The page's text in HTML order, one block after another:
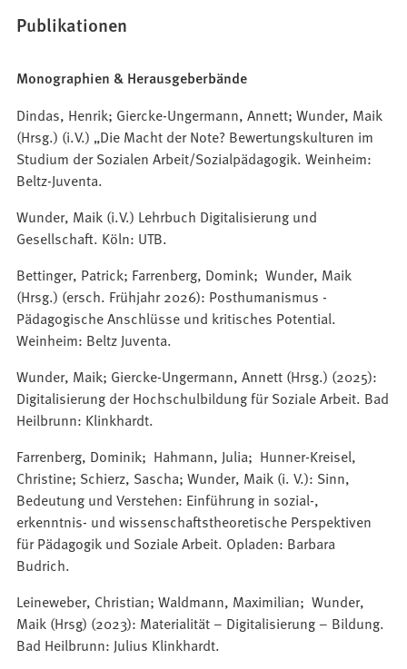
Publikationen
Monographien & Herausgeberbände
Dindas, Henrik; Giercke-Ungermann, Annett; Wunder, Maik
(Hrsg.) (i.V.) „Die Macht der Note? Bewertungskulturen im
Studium der Sozialen Arbeit/Sozialpädagogik. Weinheim:
Beltz-Juventa.
Wunder, Maik (i.V.) Lehrbuch Digitalisierung und
Gesellschaft. Köln: UTB.
Bettinger, Patrick; Farrenberg, Domink; Wunder, Maik
(Hrsg.) (ersch. Frühjahr 2026): Posthumanismus -
Pädagogische Anschlüsse und kritisches Potential.
Weinheim: Beltz Juventa.
Wunder, Maik; Giercke-Ungermann, Annett (Hrsg.) (2025):
Digitalisierung der Hochschulbildung für Soziale Arbeit. Bad
Heilbrunn: Klinkhardt.
Farrenberg, Dominik; Hahmann, Julia; Hunner-Kreisel,
Christine; Schierz, Sascha; Wunder, Maik (i. V.): Sinn,
Bedeutung und Verstehen: Einführung in sozial-,
erkenntnis- und wissenschaftstheoretische Perspektiven
für Pädagogik und Soziale Arbeit. Opladen: Barbara
Budrich.
Leineweber, Christian; Waldmann, Maximilian; Wunder,
Maik (Hrsg) (2023): Materialität – Digitalisierung – Bildung.
Bad Heilbrunn: Julius Klinkhardt.